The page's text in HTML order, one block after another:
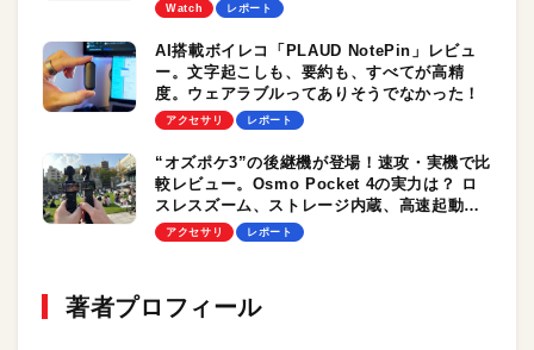
Watch レポート
AI搭載ボイレコ「PLAUD NotePin」レビュ
ー。文字起こしも、要約も、すべてが高精
度。ウェアラブルってありそうでなかった！
アクセサリ レポート
“オズポケ3”の後継機が登場！速攻・実機で比
較レビュー。Osmo Pocket 4の実力は？ ロ
スレスズーム、ストレージ内蔵、高速起動は
大きな魅力
アクセサリ レポート
著者プロフィール